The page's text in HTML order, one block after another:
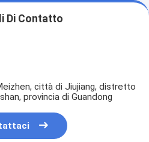
Di Contatto
città di Jiujiang, distretto
provincia di Guandong